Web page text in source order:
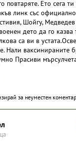
повтаряте. Ето сега
линк със
Шойгу,
дето да го казва
са ви в
Нали ваксинираните
Прасиви
за неуместен коментар